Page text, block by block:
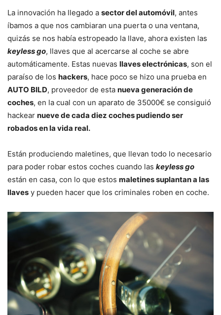
La innovación ha llegado a sector del automóvil, antes
íbamos a que nos cambiaran una puerta o una ventana,
quizás se nos había estropeado la llave, ahora existen las
keyless go, llaves que al acercarse al coche se abre
automáticamente. Estas nuevas llaves electrónicas, son el
paraíso de los hackers, hace poco se hizo una prueba en
AUTO BILD, proveedor de esta nueva generación de
coches, en la cual con un aparato de 35000€ se consiguió
hackear nueve de cada diez coches pudiendo ser
robados en la vida real.
Están produciendo maletines, que llevan todo lo necesario
para poder robar estos coches cuando las keyless go
están en casa, con lo que estos maletines suplantan a las
llaves y pueden hacer que los criminales roben en coche.